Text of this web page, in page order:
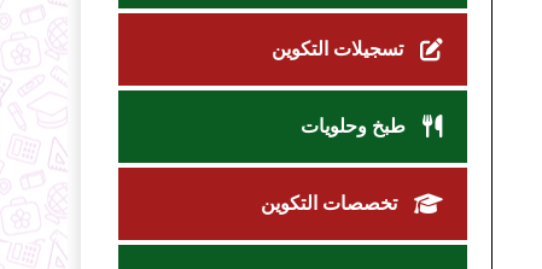
تسجيلات التكوين
طبخ وحلويات
تخصصات التكوين